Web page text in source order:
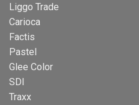
Liggo Trade
Carioca
Factis
Pastel
Glee Color
SDI
Traxx